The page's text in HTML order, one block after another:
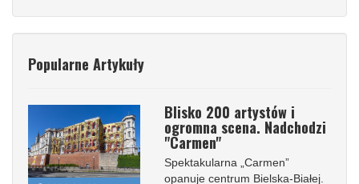
Popularne Artykuły
Blisko 200 artystów i
ogromna scena. Nadchodzi
"Carmen"
Spektakularna „Carmen”
opanuje centrum Bielska-Białej.